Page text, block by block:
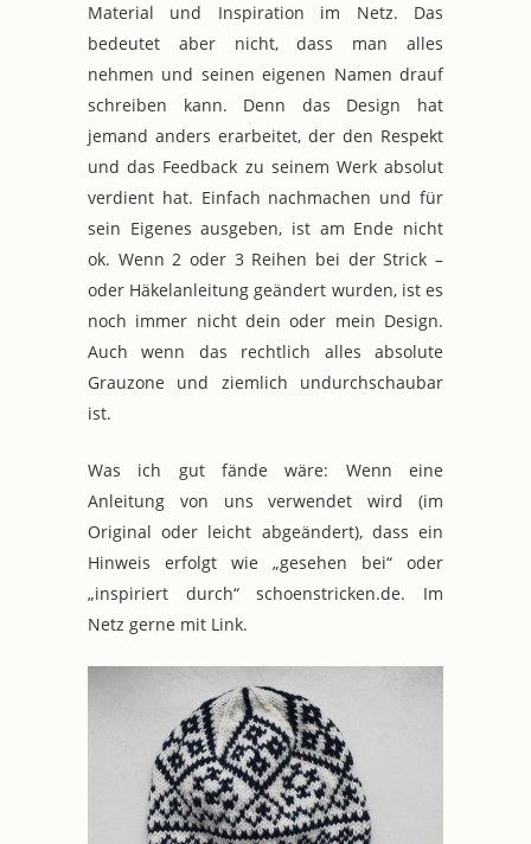
Material und Inspiration im Netz. Das
bedeutet aber nicht, dass man alles
nehmen und seinen eigenen Namen drauf
schreiben kann. Denn das Design hat
jemand anders erarbeitet, der den Respekt
und das Feedback zu seinem Werk absolut
verdient hat. Einfach nachmachen und für
sein Eigenes ausgeben, ist am Ende nicht
ok. Wenn 2 oder 3 Reihen bei der Strick –
oder Häkelanleitung geändert wurden, ist es
noch immer nicht dein oder mein Design.
Auch wenn das rechtlich alles absolute
Grauzone und ziemlich undurchschaubar
ist.
Was ich gut fände wäre: Wenn eine
Anleitung von uns verwendet wird (im
Original oder leicht abgeändert), dass ein
Hinweis erfolgt wie „gesehen bei“ oder
„inspiriert durch“ schoenstricken.de. Im
Netz gerne mit Link.